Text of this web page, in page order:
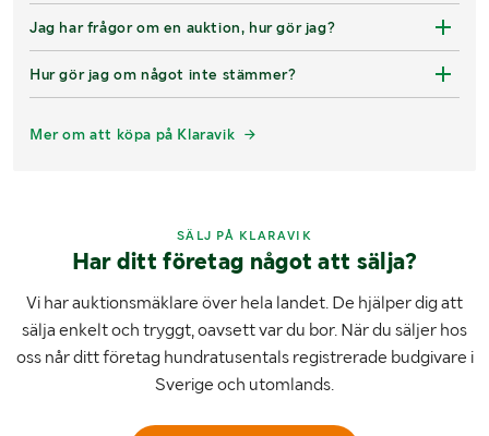
Jag har frågor om en auktion, hur gör jag?
Hur gör jag om något inte stämmer?
Mer om att köpa på Klaravik
SÄLJ PÅ KLARAVIK
Har ditt företag något att sälja?
Vi har auktionsmäklare över hela landet. De hjälper dig att
sälja enkelt och tryggt, oavsett var du bor. När du säljer hos
oss når ditt företag hundratusentals registrerade budgivare i
Sverige och utomlands.